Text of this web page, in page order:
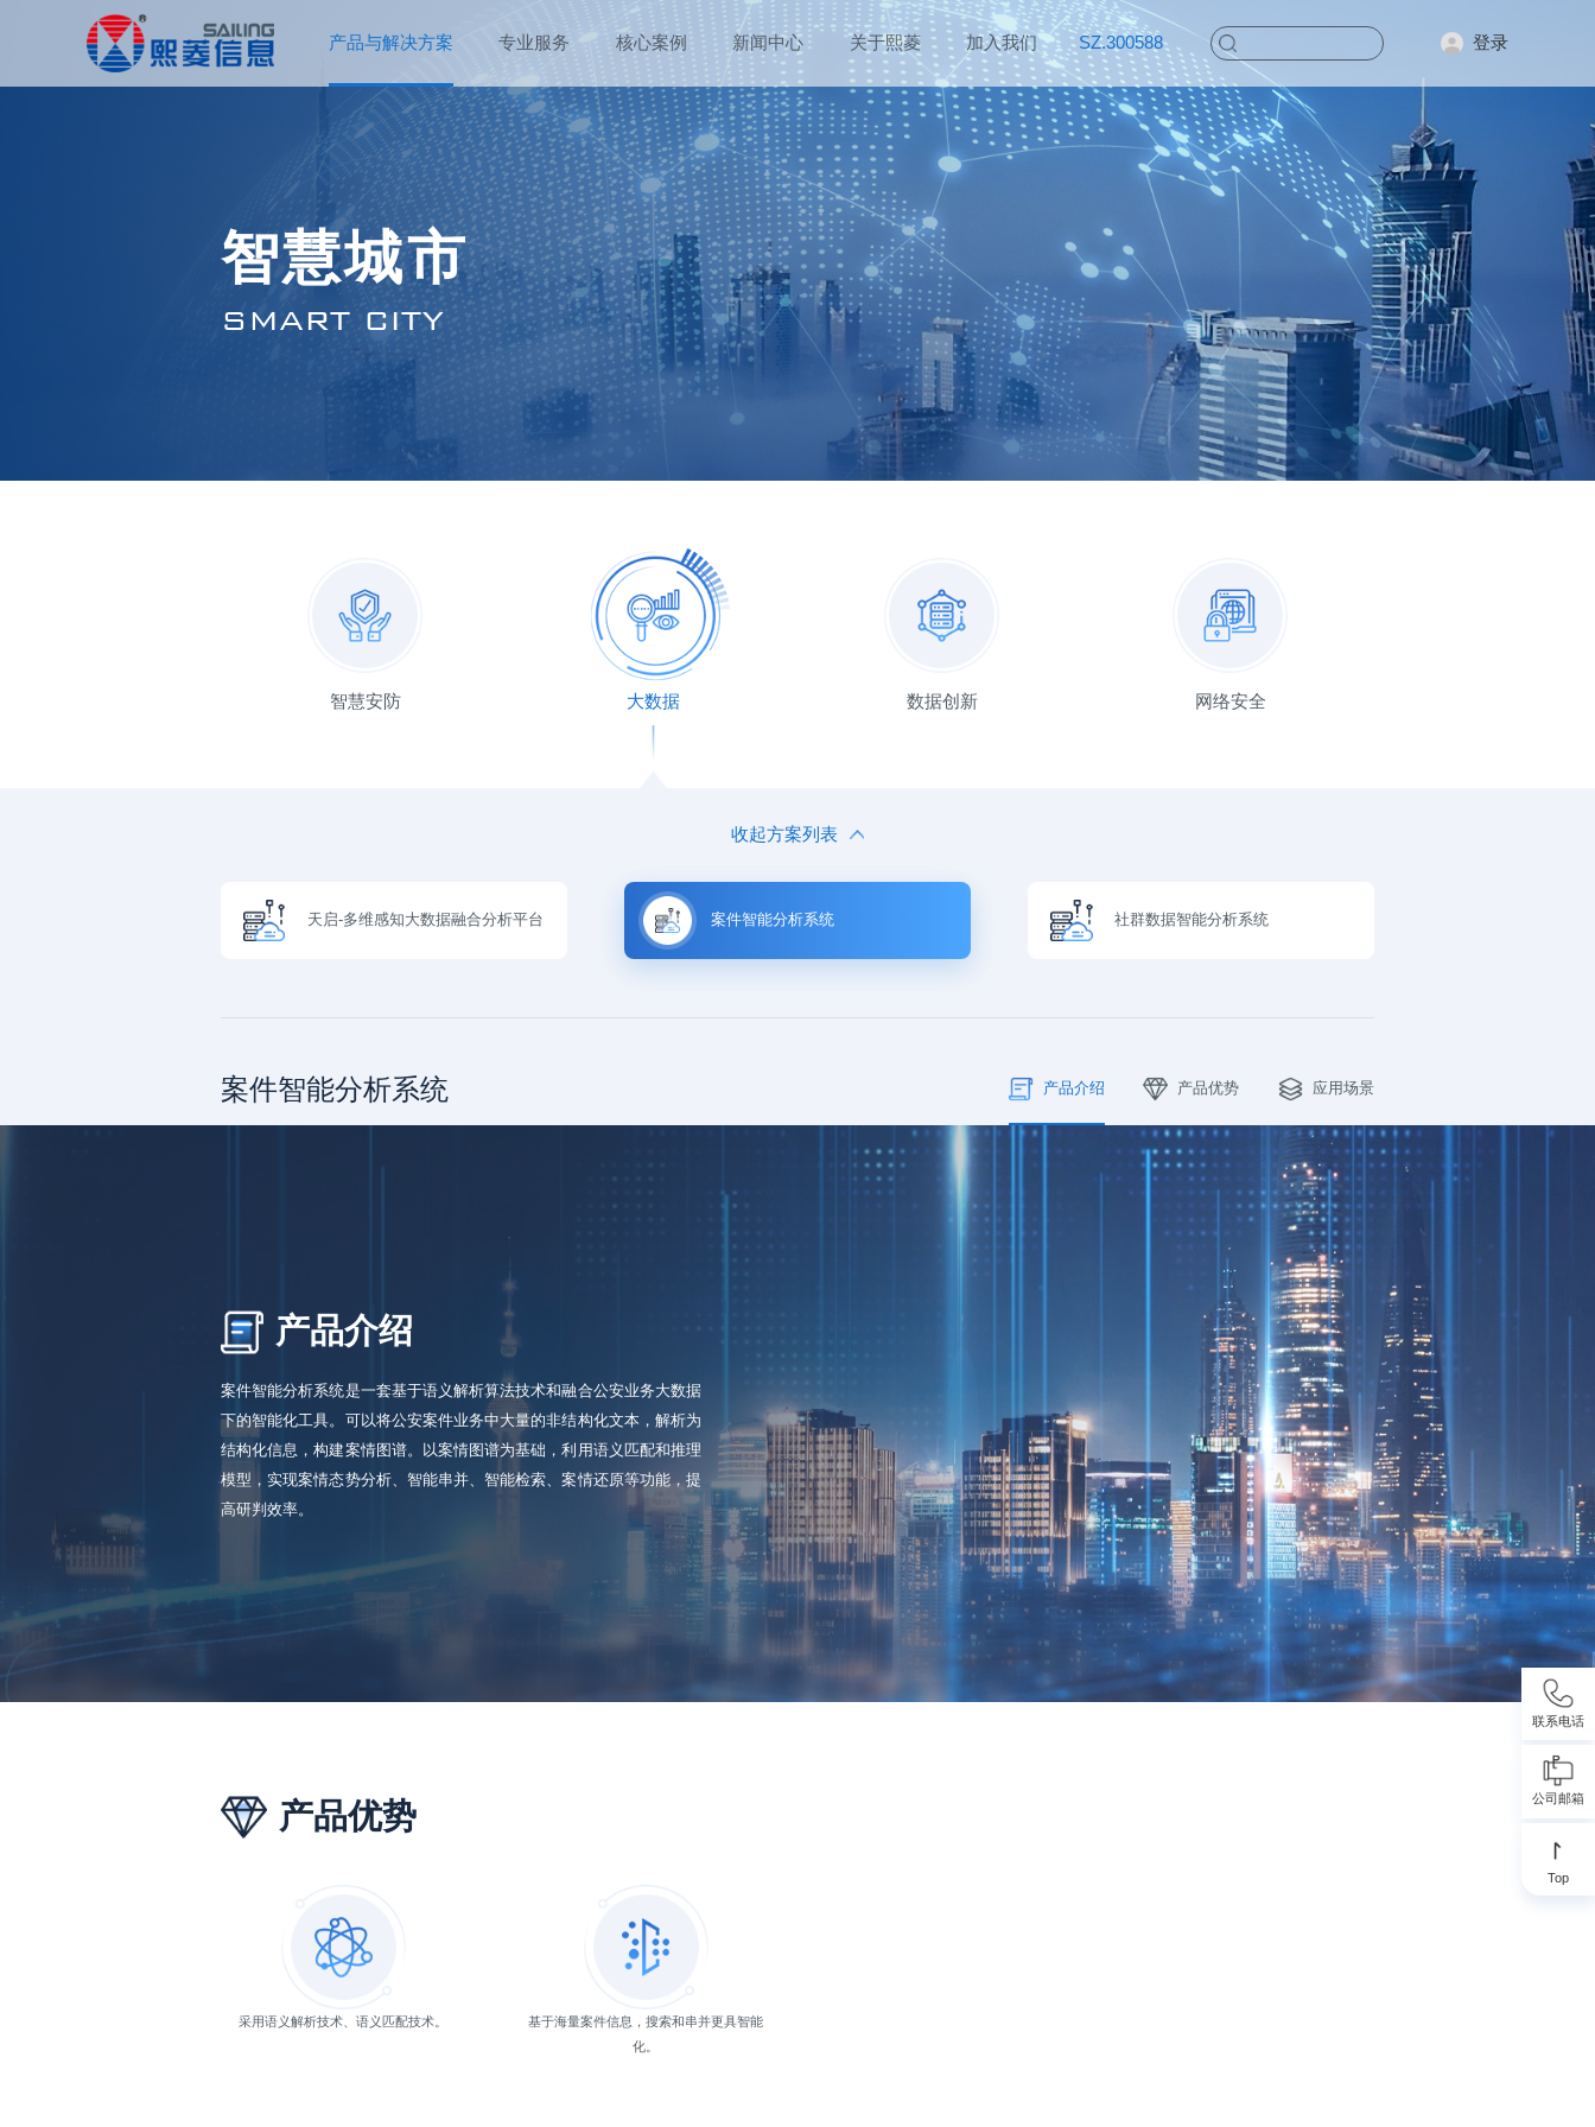
SZ.300588 登录
产品与解决方案 专业服务 核心案例 新闻中心 关于熙菱 加入我们
智慧城市
SMART CITY
智慧安防 大数据 数据创新 网络安全
收起方案列表
天启-多维感知大数据融合分析平台 案件智能分析系统 社群数据智能分析系统
案件智能分析系统 产品介绍 产品优势 应用场景
产品介绍
案件智能分析系统是一套基于语义解析算法技术和融合公安业务大数据
下的智能化工具。可以将公安案件业务中大量的非结构化文本，解析为
结构化信息，构建案情图谱。以案情图谱为基础，利用语义匹配和推理
模型，实现案情态势分析、智能串并、智能检索、案情还原等功能，提
高研判效率。
产品优势
采用语义解析技术、语义匹配技术。
基于海量案件信息，搜索和串并更具智能
化。
联系电话
公司邮箱
Top